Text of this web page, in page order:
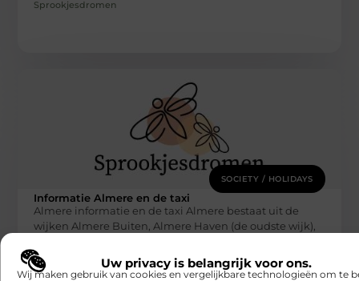
Uw privacy is belangrijk voor ons.
Wij maken gebruik van cookies en vergelijkbare technologieën om te
Sprookjesdromen
SOCIETY / HOLIDAYS
Informatie Almere en de taxi
Almere informatie en de taxi Almere bestaat uit de
wijken Almere Buiten, Almere Haven (de oudste wijk),
Sprookjesdromen